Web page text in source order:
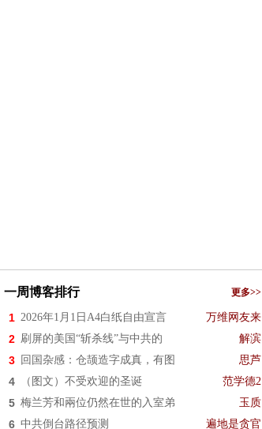
一周博客排行 更多>>
1 2026年1月1日A4白纸自由宣言 万维网友来
2 刷屏的美国“斩杀线”与中共的 解滨
3 回国杂感：仓颉造字成真，有图 思芦
4 （图文）不受欢迎的圣诞 范学德2
5 梅兰芳和兩位仍然在世的入室弟 玉质
6 中共倒台路径预测 遍地是贪官